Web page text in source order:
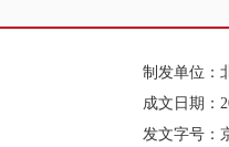
制发单位：
成文日期：
发文字号：